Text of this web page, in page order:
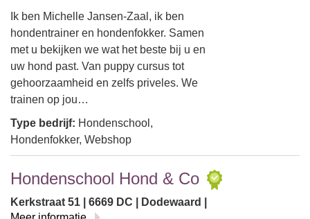
Ik ben Michelle Jansen-Zaal, ik ben
hondentrainer en hondenfokker. Samen
met u bekijken we wat het beste bij u en
uw hond past. Van puppy cursus tot
gehoorzaamheid en zelfs priveles. We
trainen op jou…
Type bedrijf: Hondenschool,
Hondenfokker, Webshop
Hondenschool Hond & Co
Kerkstraat 51 | 6669 DC | Dodewaard |